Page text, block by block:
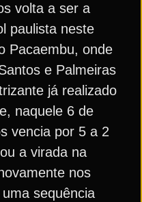
volta a ser a
paulista neste
Pacaembu, onde
e Palmeiras
já realizado
naquele 6 de
vencia por 5 a 2
a virada na
nos
sequência